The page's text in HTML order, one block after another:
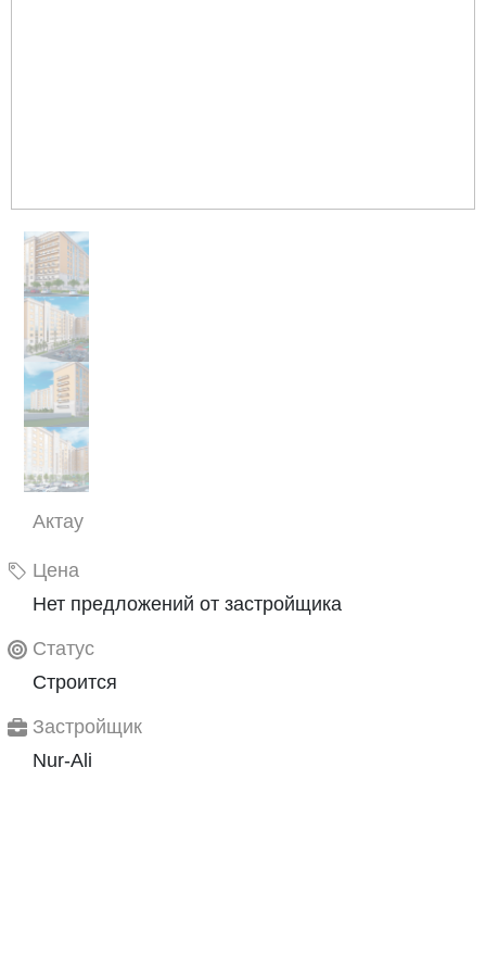
Актау
Цена
Нет предложений от застройщика
Статус
Строится
Застройщик
Nur-Ali